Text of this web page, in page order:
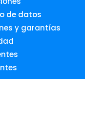
de datos
y garantías